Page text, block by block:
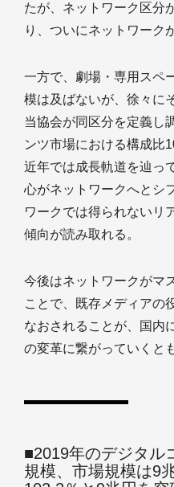
たが、ネットワーク区分
り、ついにネットワーク
一方で、劇場・専用スペ
模は及ばないが、徐々に
当協会が同区分を定義し
ンツ市場における構成比
近年では成長軌道を辿っ
心がネットワークへとシ
ワークでは得られないリ
傾向が読み取れる。
今後はネットワークがマ
ことで、既存メディアの
なおされることが、国内
の変革に繋がっていくと
■2019年のデジタル
規模、市場規模は9